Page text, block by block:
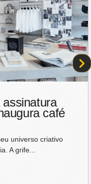
café
universo criativo
A grife...